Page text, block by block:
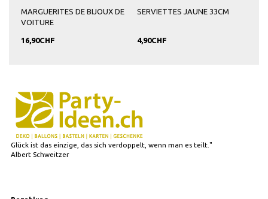
MARGUERITES DE BIJOUX DE
VOITURE
16,90CHF
SERVIETTES JAUNE 33CM
4,90CHF
Glück ist das einzige, das sich verdoppelt, wenn man es teilt."
Albert Schweitzer